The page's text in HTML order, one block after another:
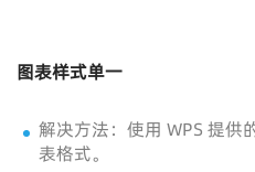
图表样式单一
解决方法：使用 WPS 提供
表格式。